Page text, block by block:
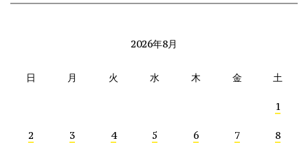
2026年8月
日 月 火 水 木 金 土
1
2 3 4 5 6 7 8